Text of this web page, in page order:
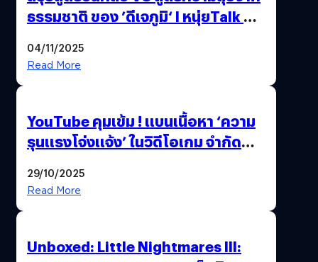
ธรรมชาติ ของ ’ดีเจภูมิ‘ l หนุ่ยTalk &
04/11/2025
Read More
YouTube คุมเข้ม ! แบนเนื้อหา ‘ความ
รุนแรงโจ่งแจ้ง’ ในวิดีโอเกม จำกัด
29/10/2025
Read More
Unboxed: Little Nightmares III: